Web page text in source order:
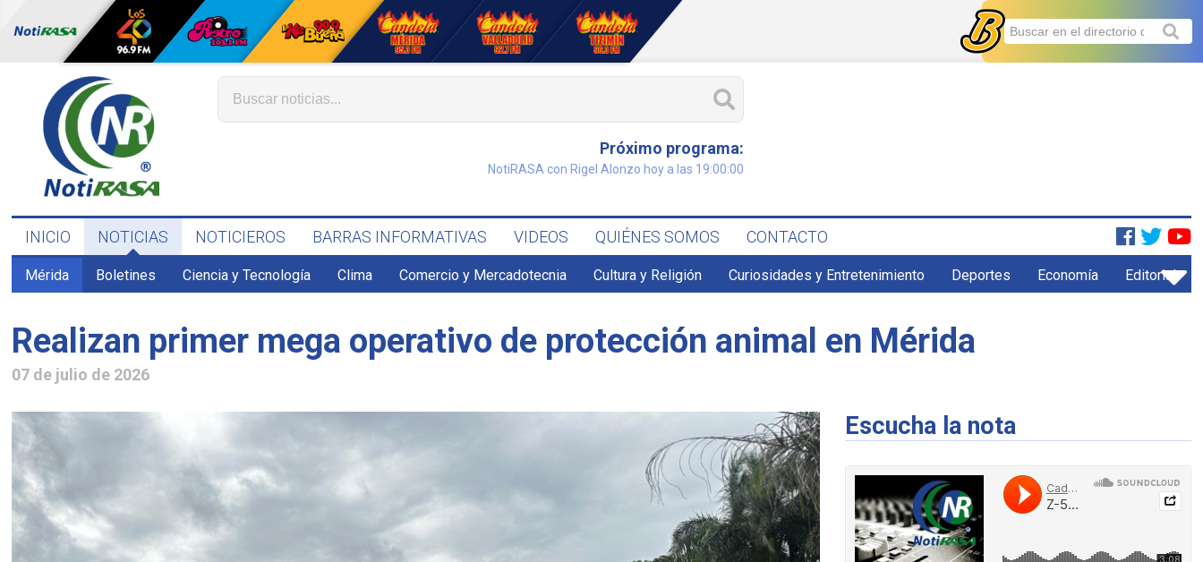
Próximo programa:
NotiRASA con Rigel Alonzo hoy a las 19:00:00
INICIO NOTICIAS NOTICIEROS BARRAS INFORMATIVAS VIDEOS QUIÉNES SOMOS CONTACTO
Mérida Boletines Ciencia y Tecnología Clima Comercio y Mercadotecnia Cultura y Religión Curiosidades y Entretenimiento Deportes Economía Editorial
Realizan primer mega operativo de protección animal en Mérida
07 de julio de 2026
Escucha la nota